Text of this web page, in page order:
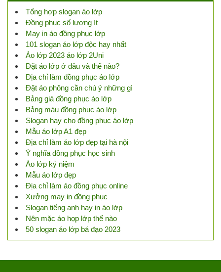
Tổng hợp slogan áo lớp
Đồng phục số lượng ít
May in áo đồng phục lớp
101 slogan áo lớp độc hay nhất
Áo lớp 2023 áo lớp 2Uni
Đặt áo lớp ở đâu và thế nào?
Địa chỉ làm đồng phục áo lớp
Đặt áo phông cần chú ý những gì
Bảng giá đồng phục áo lớp
Bảng màu đồng phục áo lớp
Slogan hay cho đồng phục áo lớp
Mẫu áo lớp A1 đẹp
Địa chỉ làm áo lớp đẹp tại hà nội
Ý nghĩa đồng phục học sinh
Áo lớp kỷ niệm
Mẫu áo lớp đẹp
Địa chỉ làm áo đồng phục online
Xưởng may in đồng phục
Slogan tiếng anh hay in áo lớp
Nên mặc áo họp lớp thế nào
50 slogan áo lớp bá đạo 2023